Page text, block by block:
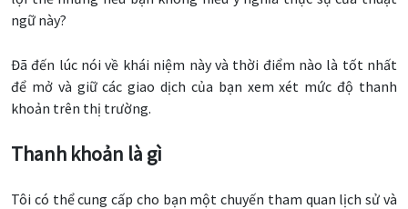
ngữ này?
Đã đến lúc nói về khái niệm này và thời điểm nào là tốt nhất
để mở và giữ các giao dịch của bạn xem xét mức độ thanh
khoản trên thị trường.
Thanh khoản là gì
Tôi có thể cung cấp cho bạn một chuyến tham quan lịch sử và